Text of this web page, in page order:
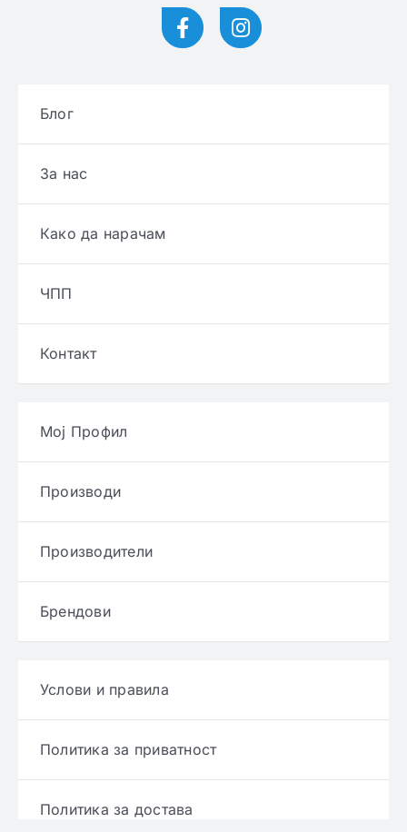
Блог
За нас
Како да нарачам
ЧПП
Контакт
Мој Профил
Производи
Производители
Брендови
Услови и правила
Политика за приватност
Политика за достава